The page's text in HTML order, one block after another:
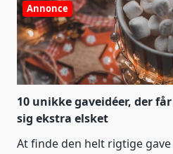
Annonce
10 unikke gaveidéer, der
sig ekstra elsket
At finde den helt rigtige